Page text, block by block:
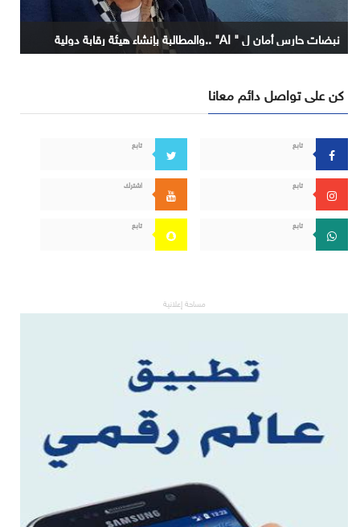
نبضات حارس أمان ل " AI" ..والمطالبة بإنشاء هيئة رقابة دولية
كن على تواصل دائم معانا
تابع تابع
تابع اشترك
تابع تابع
مساحة إعلانية